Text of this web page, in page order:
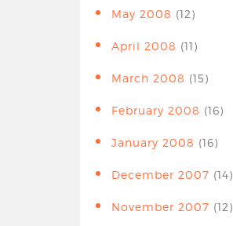
May 2008 (12)
April 2008 (11)
March 2008 (15)
February 2008 (16)
January 2008 (16)
December 2007 (14)
November 2007 (12)